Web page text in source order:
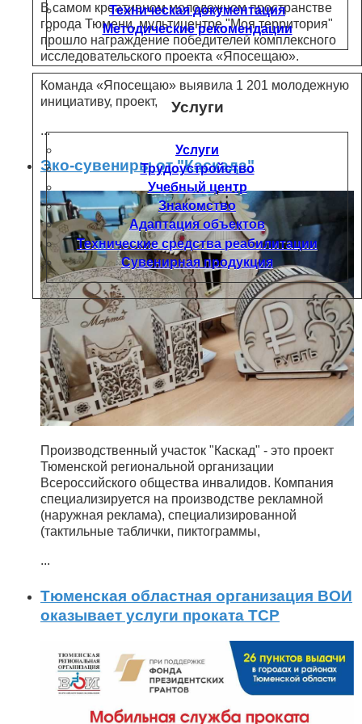
В самом креативном молодежном пространстве
города Тюмени, мультицентре "Моя территория"
прошло награждение победителей комплексного
исследовательского проекта «Япосещаю».
Команда «Япосещаю» выявила 1 201 молодежную
инициативу, проект,
...
Эко-сувениры от "Каскада"
Производственный участок "Каскад" - это проект
Тюменской региональной организации
Всероссийского общества инвалидов. Компания
специализируется на производстве рекламной
(наружная реклама), специализированной
(тактильные таблички, пиктограммы,
...
Тюменская областная организация ВОИ
оказывает услуги проката ТСР
Техническая документация
Методические рекомендации
Услуги
Услуги
Трудоустройство
Учебный центр
Знакомство
Адаптация объектов
Технические средства реабилитации
Сувенирная продукция
Поиск